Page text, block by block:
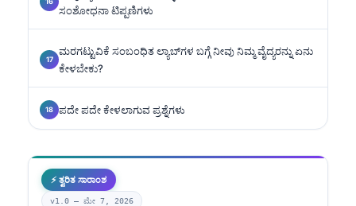
ಸಂಶೋಧನಾ ಟಿಪ್ಪಣಿಗಳು
ಮರಗಟ್ಟುವಿಕೆ ಸಂಬಂಧಿತ ಲ್ಯಾಬ್‌ಗಳ ಬಗ್ಗೆ ನೀವು ನಿಮ್ಮ ವೈದ್ಯರನ್ನು ಏನು
ಕೇಳಬೇಕು?
ಪದೇ ಪದೇ ಕೇಳಲಾಗುವ ಪ್ರಶ್ನೆಗಳು
⚡ ತ್ವರಿತ ಸಾರಾಂಶ
v1.0 — ಮೇ 7, 2026